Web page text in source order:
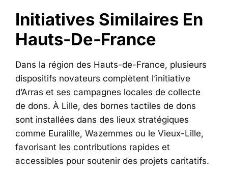
Initiatives Similaires En
Hauts-De-France
Dans la région des Hauts-de-France, plusieurs
dispositifs novateurs complètent l’initiative
d’Arras et ses campagnes locales de collecte
de dons. À Lille, des bornes tactiles de dons
sont installées dans des lieux stratégiques
comme Euralille, Wazemmes ou le Vieux-Lille,
favorisant les contributions rapides et
accessibles pour soutenir des projets caritatifs.